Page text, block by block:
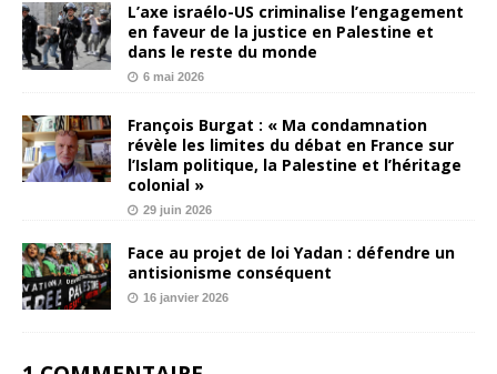
L’axe israélo-US criminalise l’engagement
en faveur de la justice en Palestine et
dans le reste du monde
6 mai 2026
François Burgat : « Ma condamnation
révèle les limites du débat en France sur
l’Islam politique, la Palestine et l’héritage
colonial »
29 juin 2026
Face au projet de loi Yadan : défendre un
antisionisme conséquent
16 janvier 2026